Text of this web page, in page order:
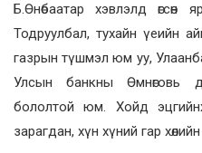
Б.Өнөбаатар хэвлэлд өгсөн
Тодруулбал, тухайн үеийн
газрын түшмэл юм уу,
Улсын банкны Өмнөговь
бололтой юм. Хойд
зарагдан, хүн хүний гар